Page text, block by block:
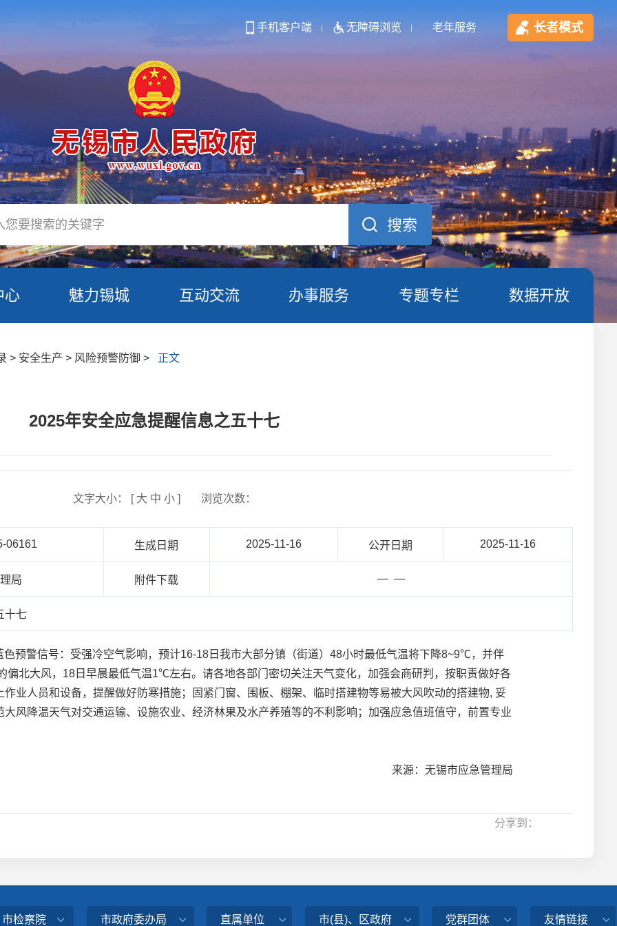
手机客户端 无障碍浏览 老年服务 长者模式
心 魅力锡城 互动交流 办事服务 专题专栏 数据开放
> 安全生产 > 风险预警防御 > 正文
2025年安全应急提醒信息之五十七
文字大小： [ 大 中 小] 浏览次数：
06161 生成日期 2025-11-16 公开日期 2025-11-16
局 附件下载 — —
十七
警信号：受强冷空气影响，预计16-18日我市大部分镇（街道）48小时最低气温将下降8~9℃，并伴
偏北大风，18日早晨最低气温1℃左右。请各地各部门密切关注天气变化，加强会商研判，按职责做好各
业人员和设备，提醒做好防寒措施；固紧门窗、围板、棚架、临时搭建物等易被大风吹动的搭建物, 妥
风降温天气对交通运输、设施农业、经济林果及水产养殖等的不利影响；加强应急值班值守，前置专业
来源：无锡市应急管理局
分享到：
检察院 市政府委办局 直属单位 市(县)、区政府 党群团体 友情链接